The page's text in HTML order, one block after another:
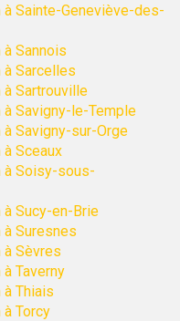
Sainte-Geneviève-des-
Sannois
Sarcelles
Sartrouville
Savigny-le-Temple
Savigny-sur-Orge
Sceaux
à Soisy-sous-
Sucy-en-Brie
Suresnes
Sèvres
Taverny
Thiais
Torcy